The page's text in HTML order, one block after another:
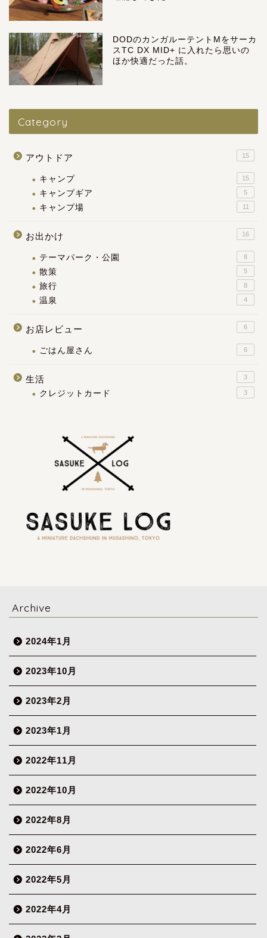
DODのカンガルーテントMをサーカ
スTC DX MID+ に入れたら思いの
ほか快適だった話。
Category
アウトドア 15
キャンプ 15
キャンプギア 5
キャンプ場 11
お出かけ 16
テーマパーク・公園 8
散策 5
旅行 8
温泉 4
お店レビュー 6
ごはん屋さん 6
生活 3
クレジットカード 3
Archive
2024年1月
2023年10月
2023年2月
2023年1月
2022年11月
2022年10月
2022年8月
2022年6月
2022年5月
2022年4月